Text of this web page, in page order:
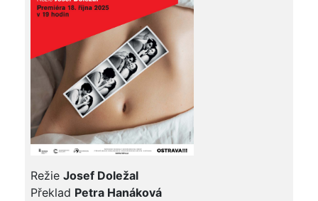
Režie Josef Doležal
Překlad Petra Hanáková